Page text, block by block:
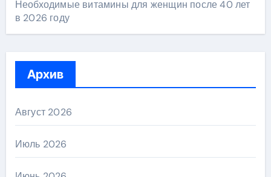
Необходимые витамины для женщин после 40 лет
в 2026 году
Архив
Август 2026
Июль 2026